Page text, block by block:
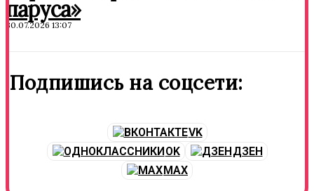
паруса»
30.07.2026 13:07
Подпишись на соцсети:
VK
OK
ДЗЕН
MAX